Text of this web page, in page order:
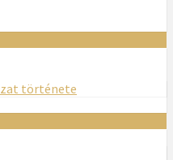
története